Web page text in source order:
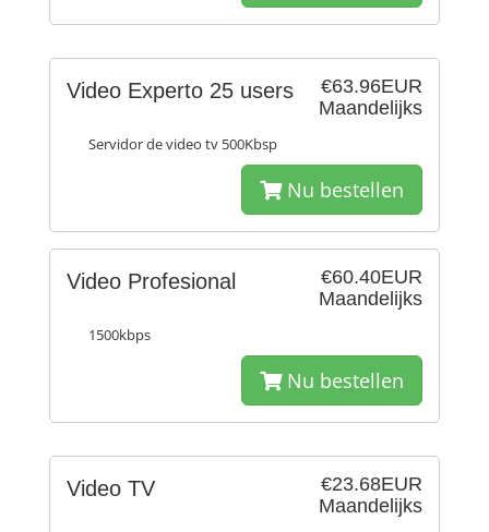
€63.96EUR
Maandelijks
Video Experto 25 users
Servidor de video tv 500Kbsp
Nu bestellen
€60.40EUR
Maandelijks
Video Profesional
1500kbps
Nu bestellen
€23.68EUR
Maandelijks
Video TV